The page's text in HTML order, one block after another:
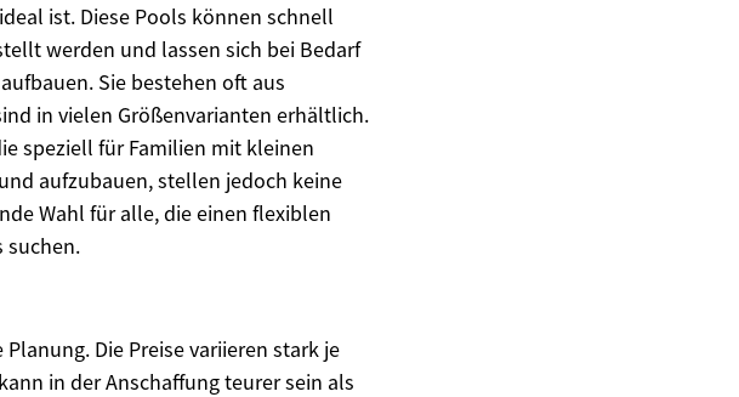
ist. Diese Pools können schnell
werden und lassen sich bei Bedarf
Sie bestehen oft aus
in vielen Größenvarianten erhältlich.
speziell für Familien mit kleinen
aufzubauen, stellen jedoch keine
Wahl für alle, die einen flexiblen
suchen.
Die Preise variieren stark je
in der Anschaffung teurer sein als